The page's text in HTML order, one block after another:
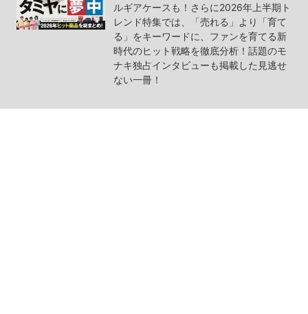
ルギアケースも！さらに2026年上半期ト
レンド特集では、「売れる」より「育て
る」をキーワードに、ファンを育てる新
時代のヒット戦略を徹底分析！話題のモ
ナキ独占インタビューも掲載した見逃せ
ない一冊！